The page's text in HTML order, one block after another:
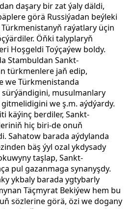
daşary bir zat ýaly däldi,
görä Russiýadan beýleki
raýatlary üçin
Öňki talyplaryň
Hoşgeldi Toýçaýew boldy.
Stambuldan Sankt-
türkmenlere jaň edip,
we Türkmenistanda
sürýändigini, musulmanlary
we ş.m. aýdýardy.
käýinç berdiler, Sankt-
hiç biri-de onuň
Sahatow barada aýdylanda
bäş ýyl ozal ykdysady
taşlap, Sankt-
pul gazanmaga synanyşdy.
ykbaly barada ygtybarly
Täçmyrat Bekiýew hem bu
sözlerine görä, özi we dogany